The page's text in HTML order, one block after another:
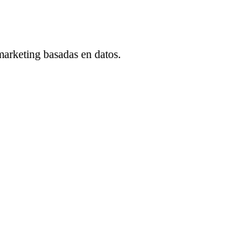
basadas en datos.